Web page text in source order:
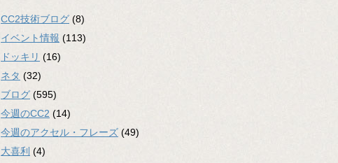
CC2技術ブログ (8)
イベント情報 (113)
ドッキリ (16)
ネタ (32)
ブログ (595)
今週のCC2 (14)
今週のアクセル・フレーズ (49)
大喜利 (4)